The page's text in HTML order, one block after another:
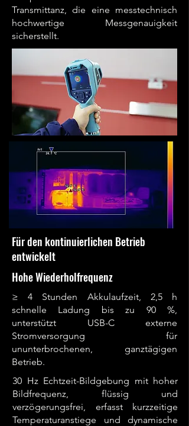
Transmittanz, die eine messtechnisch
hochwertige Messgenauigkeit
sicherstellt.
Für den kontinuierlichen Betrieb
entwickelt
Hohe Wiederholfrequenz
≥ 4 Stunden Akkulaufzeit, 2,5 h
schnelle Ladung bis zu 90 %,
unterstützt USB-C externe
Stromversorgung für
ununterbrochenen, ganztägigen
Betrieb.
30 Hz Echtzeit-Bildgebung mit hoher
Bildfrequenz, flüssig und
verzögerungsfrei, erfasst kurzzeitige
Temperaturanstiege und dynamische